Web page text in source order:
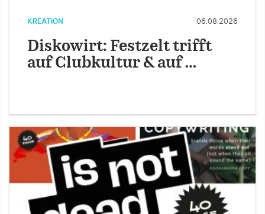
KREATION 06.08.2026
Diskowirt: Festzelt trifft
auf Clubkultur & auf …